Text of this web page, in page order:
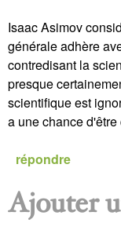
Isaac Asimov
générale adhère
contredisant la
presque
scientifique est
a une chance d'être
répondre
P
Ajouter